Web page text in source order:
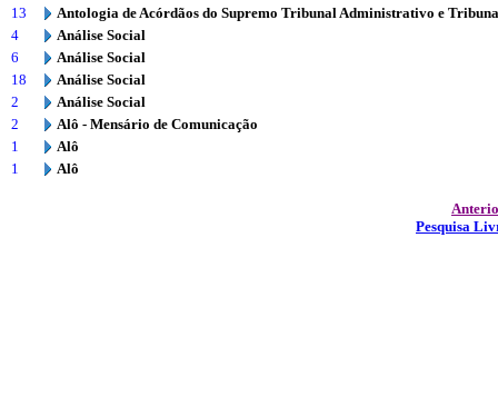
13
Antologia de Acórdãos do Supremo Tribunal Administrativo e
4
Análise Social
6
Análise Social
18
Análise Social
2
Análise Social
2
Alô - Mensário de Comunicação
1
Alô
1
Alô
Pesquisa